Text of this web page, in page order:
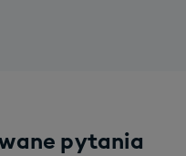
pytania